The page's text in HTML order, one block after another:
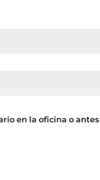
en la oficina o antes